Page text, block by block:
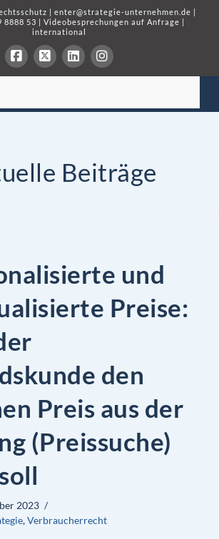
|enter@strategie-unternehmen.de |
8888 53 |Videobesprechungen auf Anfrage |
international
Beiträge
und
Preise:
den
Preis aus der
(Preissuche)
2023
,Verbraucherrecht